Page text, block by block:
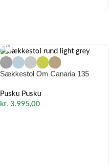
Sækkestol Om Canaria 135
Pusku Pusku
kr. 3.995,00